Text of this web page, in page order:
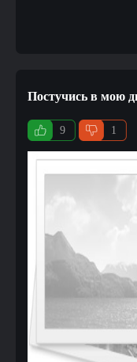
Постучись в мою
9 1